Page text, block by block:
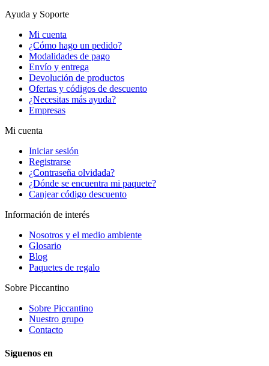
Ayuda y Soporte
Mi cuenta
¿Cómo hago un pedido?
Modalidades de pago
Envío y entrega
Devolución de productos
Ofertas y códigos de descuento
¿Necesitas más ayuda?
Empresas
Mi cuenta
Iniciar sesión
Registrarse
¿Contraseña olvidada?
¿Dónde se encuentra mi paquete?
Canjear código descuento
Información de interés
Nosotros y el medio ambiente
Glosario
Blog
Paquetes de regalo
Sobre Piccantino
Sobre Piccantino
Nuestro grupo
Contacto
Síguenos en